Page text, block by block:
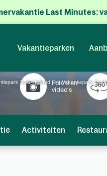
Last Minutes:
Vakantieparken
Zuid-Holland Vakantiepark
Foto's en
video's
Activiteiten